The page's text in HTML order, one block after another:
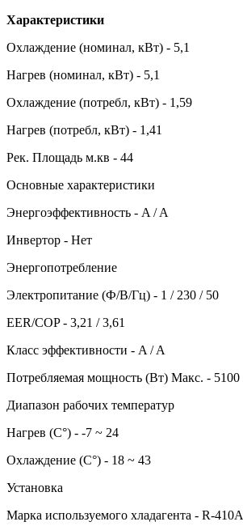
Характеристики
Охлаждение (номинал, кВт) - 5,1
Нагрев (номинал, кВт) - 5,1
Охлаждение (потребл, кВт) - 1,59
Нагрев (потребл, кВт) - 1,41
Рек. Площадь м.кв - 44
Основные характеристики
Энергоэффективность - A / A
Инвертор - Нет
Энергопотребление
Электропитание (Ф/В/Гц) - 1 / 230 / 50
EER/COP - 3,21 / 3,61
Класс эффективности - A / A
Потребляемая мощность (Вт) Макс. - 5100
Диапазон рабочих температур
Нагрев (С°) - -7 ~ 24
Охлаждение (С°) - 18 ~ 43
Установка
Марка используемого хладагента - R-410A